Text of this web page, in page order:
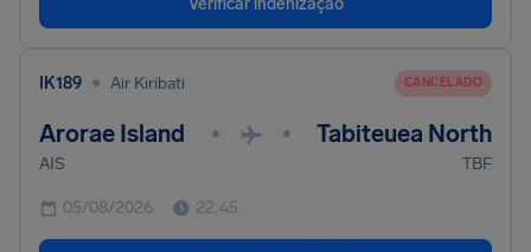
Verificar indenização
IK189 • Air Kiribati CANCELADO
Arorae Island • • Tabiteuea North
AIS TBF
05/08/2026 22:45